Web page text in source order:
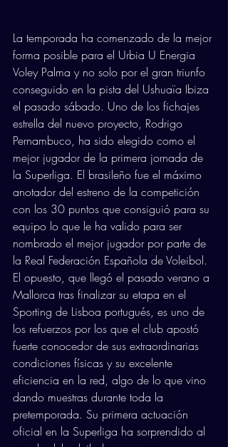
La temporada ha comenzado de la mejor
forma posible para el Urbia U Energia
Voley Palma y no solo por el gran triunfo
conseguido en la pista del Ushuaïa Ibiza
el pasado sábado. Uno de los fichajes
estrella del nuevo proyecto, Rodrigo
Pernambuco, ha sido elegido como el
mejor jugador de la primera jornada de
la Superliga. El brasileño fue el máximo
anotador del estreno de la competición
con los 30 puntos que consiguió para su
equipo lo que le ha valido para ser
nombrado el mejor jugador por parte de
la Real Federación Española de Voleibol.
El opuesto, que llegó el pasado verano a
Mallorca tras finalizar su etapa en el
Sporting de Lisboa portugués, es uno de
los refuerzos por los que el club apostó
fuerte conocedor de sus extraordinarias
condiciones físicas y su excelente
eficiencia en la red, algo de lo que vino
dando muestras durante toda la
pretemporada. Su primera actuación
oficial en la Superliga ha sorprendido al